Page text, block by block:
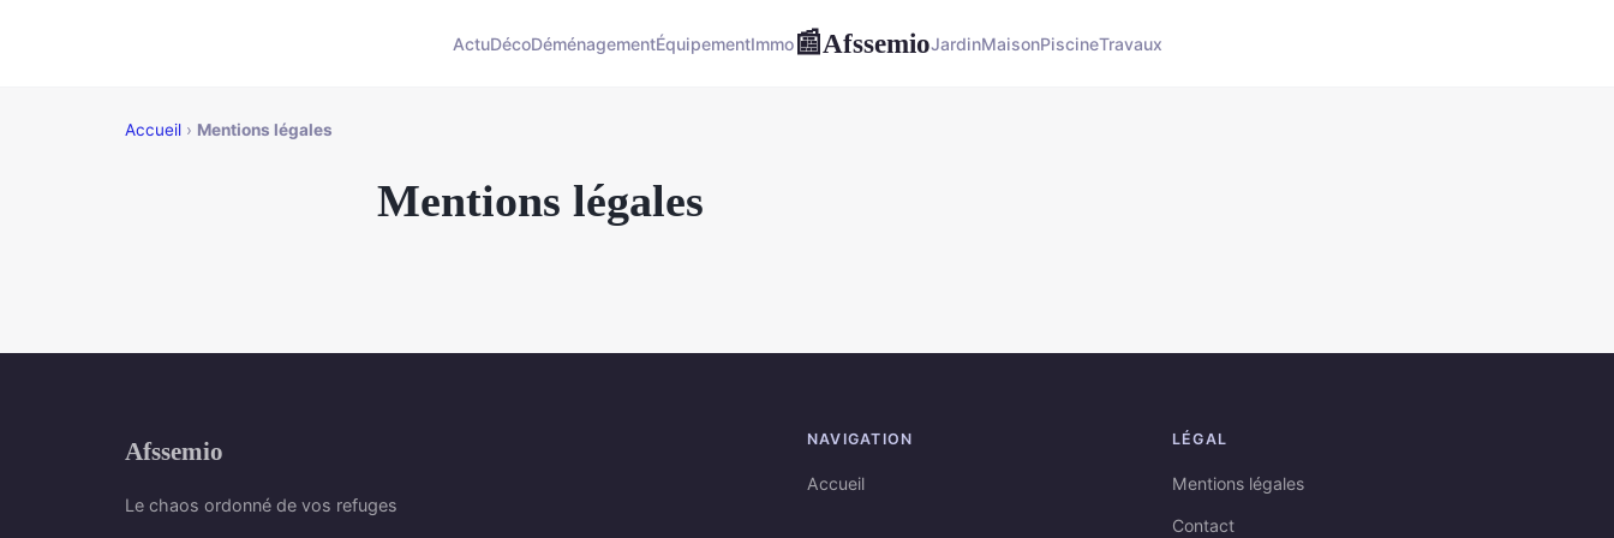
ActuDécoDéménagementÉquipementImmo📰AfssemioJardinMaisonPiscineTravaux
Accueil › Mentions légales
Mentions légales
Afssemio
Le chaos ordonné de vos refuges
NAVIGATION
Accueil
LÉGAL
Mentions légales
Contact